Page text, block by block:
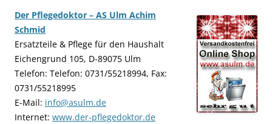
Der Pflegedoktor – AS Ulm Achim
Schmid
Ersatzteile & Pflege für den Haushalt
Eichengrund 105, D-89075 Ulm
Telefon: Telefon: 0731/55218994, Fax:
0731/55218995
E-Mail: info@asulm.de
Internet: www.der-pflegedoktor.de